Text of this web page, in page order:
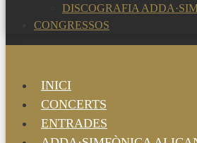
DISCOGRAFIA
CONGRESSOS
INICI
CONCERTS
ENTRADES